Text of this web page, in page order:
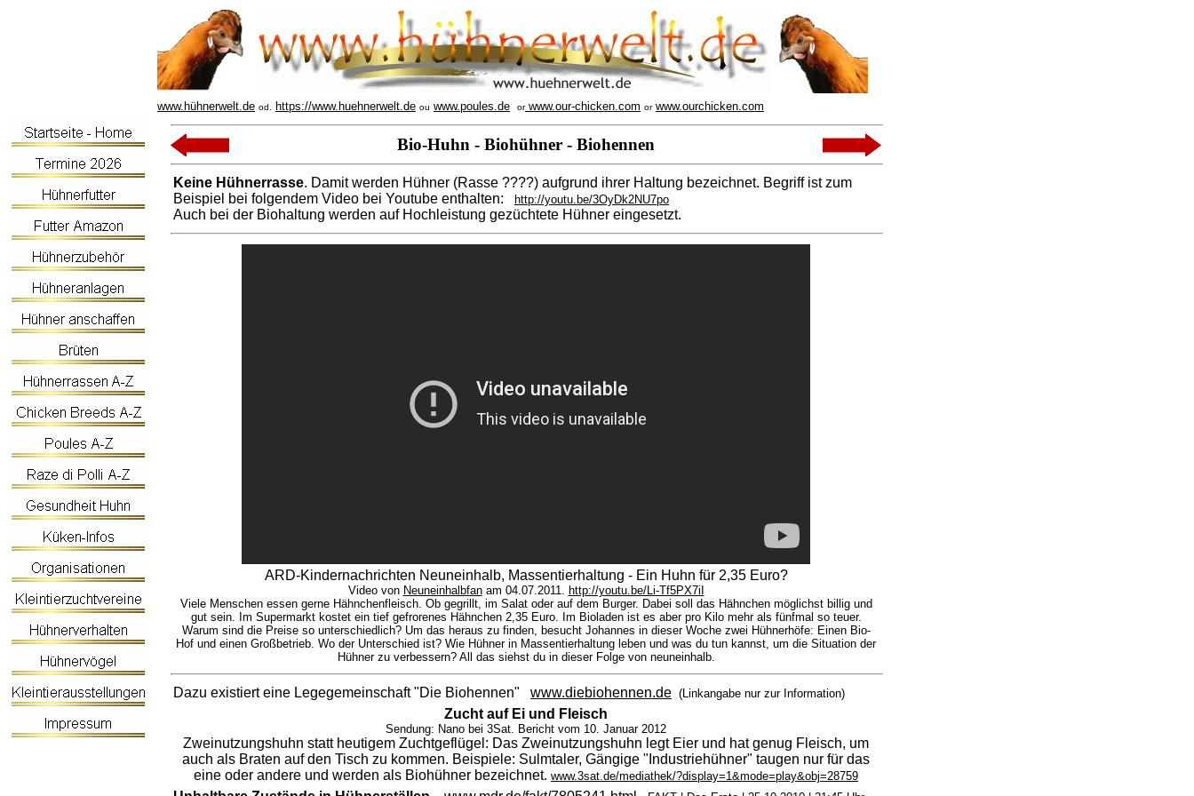
www.hühnerwelt.de od. https://www.huehnerwelt.de ou www.poules.de orwww.our-chicken.com or www.ourchicken.com
Bio-Huhn - Biohühner - Biohennen
Keine Hühnerrasse. Damit werden Hühner (Rasse ????) aufgrund ihrer Haltung bezeichnet. Begriff ist zum
Beispiel bei folgendem Video bei Youtube enthalten:
http://youtu.be/3OyDk2NU7po
Auch bei der Biohaltung werden auf Hochleistung gezüchtete Hühner eingesetzt.
ARD-Kindernachrichten Neuneinhalb, Massentierhaltung - Ein Huhn für 2,35 Euro?
Video von Neuneinhalbfanam 04.07.2011. http://youtu.be/Li-Tf5PX7iI
Viele Menschen essen gerne Hähnchenfleisch. Ob gegrillt, im Salat oder auf dem Burger. Dabei soll das Hähnchen möglichst billig und
gut sein. Im Supermarkt kostet ein tief gefrorenes Hähnchen 2,35 Euro. Im Bioladen ist es aber pro Kilo mehr als fünfmal so teuer.
Warum sind die Preise so unterschiedlich? Um das heraus zu finden, besucht Johannes in dieser Woche zwei Hühnerhöfe: Einen Bio-
Hof und einen Großbetrieb. Wo der Unterschied ist? Wie Hühner in Massentierhaltung leben und was du tun kannst, um die Situation der
Hühner zu verbessern? All das siehst du in dieser Folge von neuneinhalb.
Dazu existiert eine Legegemeinschaft "Die Biohennen" www.diebiohennen.de (Linkangabe nur zur Information)
Zucht auf Ei und Fleisch
Sendung: Nano bei 3Sat. Bericht vom 10. Januar 2012
Zweinutzungshuhn statt heutigem Zuchtgeflügel: Das Zweinutzungshuhn legt Eier und hat genug Fleisch, um
auch als Braten auf den Tisch zu kommen. Beispiele: Sulmtaler, Gängige "Industriehühner" taugen nur für das
eine oder andere und werden als Biohühner bezeichnet. www.3sat.de/mediathek/?display=1&mode=play&obj=28759